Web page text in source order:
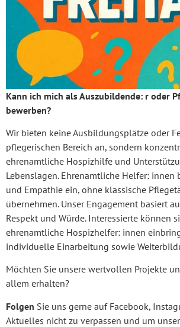
Kann ich mich als Auszubildende: r oder
bewerben?
Wir bieten keine Ausbildungsplätze oder
pflegerischen Bereich an, sondern
ehrenamtliche Hospizhilfe und
Lebenslagen. Ehrenamtliche Helfer: innen
und Empathie ein, ohne klassische
übernehmen. Unser Engagement basiert
Respekt und Würde. Interessierte können
ehrenamtliche Hospizhelfer: innen
individuelle Einarbeitung sowie
Möchten Sie unsere wertvollen Projekte
allem erhalten?
Folgen Sie uns gerne auf Facebook,
Aktuelles nicht zu verpassen und um